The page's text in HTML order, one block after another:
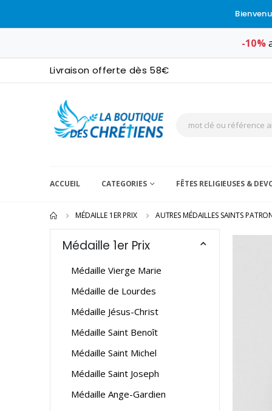
-10%
Livraison offerte dès 58€
ACCUEIL CATEGORIES FÊTES RELIGIEUSES &
MÉDAILLE 1ER PRIX AUTRES MÉDAILLES SAINTS
Médaille 1er Prix
Médaille Vierge Marie
Médaille de Lourdes
Médaille Jésus-Christ
Médaille Saint Benoît
Médaille Saint Michel
Médaille Saint Joseph
Médaille Ange-Gardien